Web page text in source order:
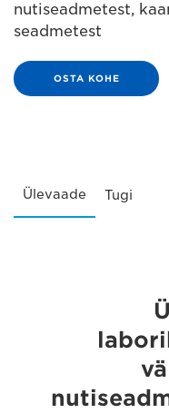
nutiseadmetest,
seadmetest
OSTA KOHE
Ülevaade Tugi